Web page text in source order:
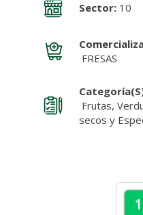
Sector:10
FRESAS
Frutas,
secos y
1